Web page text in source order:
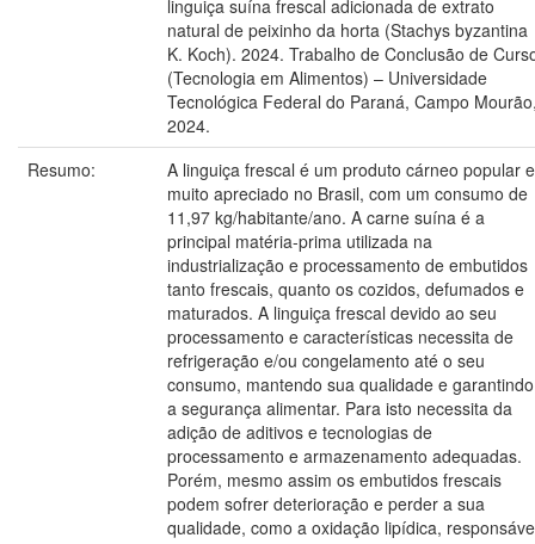
linguiça suína frescal adicionada de extrato
natural de peixinho da horta (Stachys byzantina
K. Koch). 2024. Trabalho de Conclusão de
(Tecnologia em Alimentos) – Universidade
Tecnológica Federal do Paraná, Campo
2024.
Resumo:
A linguiça frescal é um produto cárneo popular e
muito apreciado no Brasil, com um consumo de
11,97 kg/habitante/ano. A carne suína é a
principal matéria-prima utilizada na
industrialização e processamento de embutidos
tanto frescais, quanto os cozidos, defumados e
maturados. A linguiça frescal devido ao seu
processamento e características necessita de
refrigeração e/ou congelamento até o seu
consumo, mantendo sua qualidade e garantindo
a segurança alimentar. Para isto necessita da
adição de aditivos e tecnologias de
processamento e armazenamento adequadas.
Porém, mesmo assim os embutidos frescais
podem sofrer deterioração e perder a sua
qualidade, como a oxidação lipídica,